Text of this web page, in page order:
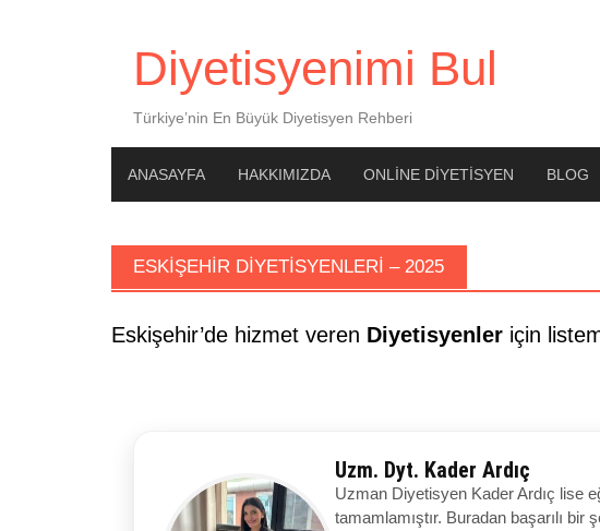
Diyetisyenimi Bul
Türkiye’nin En Büyük Diyetisyen Rehberi
ANASAYFA HAKKIMIZDA ONLINE DIYETISYEN BLOG
ESKIŞEHIR DIYETISYENLERI – 2025
Eskişehir’de hizmet veren Diyetisyenler için
Uzm. Dyt. Kader Ardıç
Uzman Diyetisyen Kader Ardıç lise
tamamlamıştır. Buradan başarılı